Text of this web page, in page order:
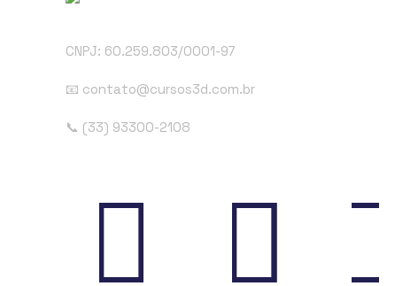
CNPJ: 60.259.803/0001-97
📧 contato@cursos3d.com.br
📞 (33) 93300-2108